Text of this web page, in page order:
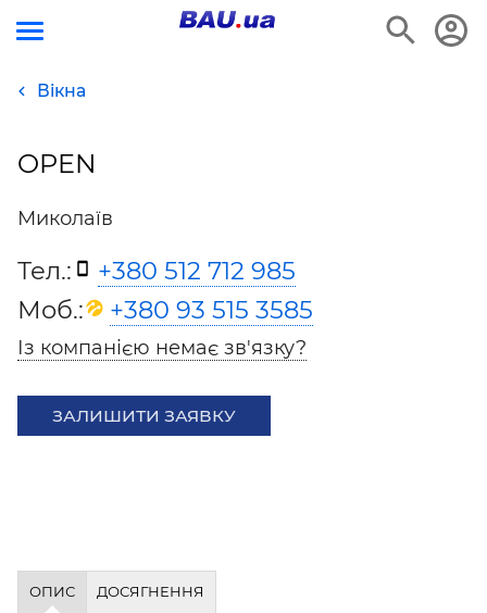
Вікна
OPEN
Миколаїв
Тел.:
+380 512 712 985
Моб.:
+380 93 515 3585
Із компанією немає зв'язку?
ЗАЛИШИТИ ЗАЯВКУ
ОПИС ДОСЯГНЕННЯ